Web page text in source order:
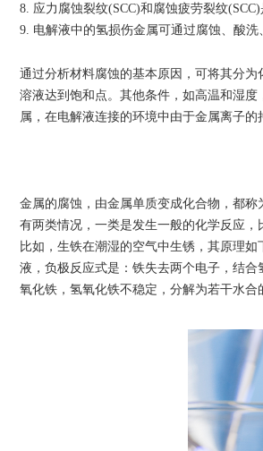
8. 应力腐蚀裂纹(SCC)和腐蚀疲劳裂纹
9. 电解液中的氢损伤金属可通过腐蚀、酸
通过分析材料腐蚀的基本原因，可将其分
溶液达到饱和点。其他条件，如高温和湿
属，在电解液连接的环境中由于金属离子
金属的腐蚀，由金属单质变成化合物，都称
有两类情况，一类是发生一般的化学反应
比如，生铁在潮湿的空气中生锈，其原理
液，负极反应式是：铁失去两个电子，结
氧化铁，氢氧化铁不稳定，分解为若干水合